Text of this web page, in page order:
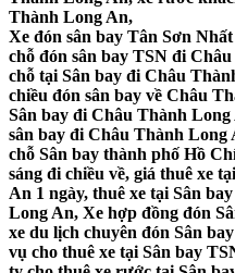
Thành Long An,
Xe đón sân bay Tân Sơn
chỗ đón sân bay TSN đi
chỗ tại Sân bay đi Châu
chiều đón sân bay về Châu
Sân bay đi Châu Thành Long
sân bay đi Châu Thành Long
chỗ Sân bay thành phố Hồ
sáng đi chiều về, giá thuê xe
An 1 ngày, thuê xe tại Sân
Long An, Xe hợp đồng đón
xe du lịch chuyên đón Sân
vụ cho thuê xe tại Sân bay